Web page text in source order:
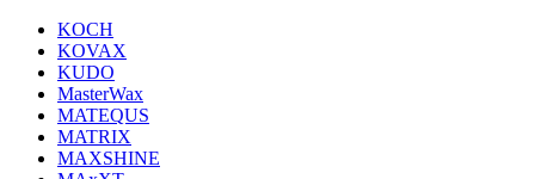
KOCH
KOVAX
KUDO
MasterWax
MATEQUS
MATRIX
MAXSHINE